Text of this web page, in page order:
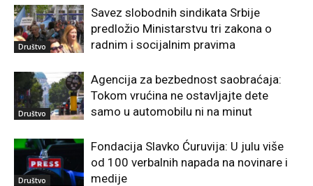
Društvo
Savez slobodnih sindikata Srbije
predložio Ministarstvu tri zakona o
radnim i socijalnim pravima
Društvo
Agencija za bezbednost saobraćaja:
Tokom vrućina ne ostavljajte dete
samo u automobilu ni na minut
Društvo
Fondacija Slavko Ćuruvija: U julu više
od 100 verbalnih napada na novinare i
medije